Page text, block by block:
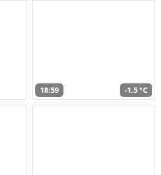
18:59 -1,5 °C